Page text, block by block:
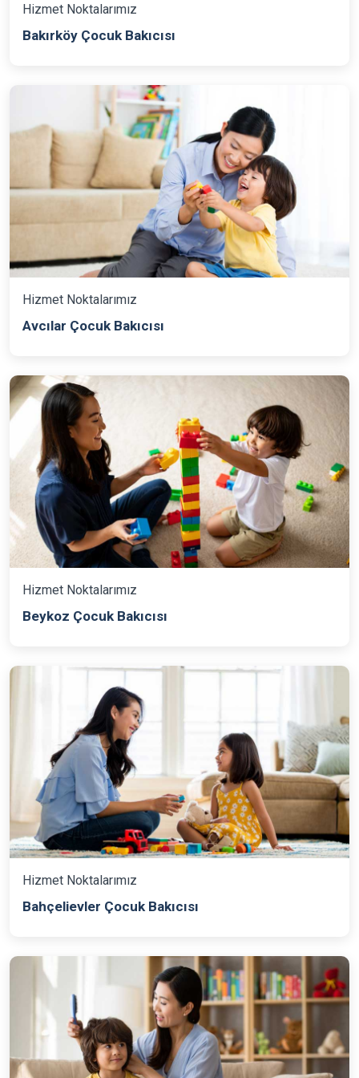
Hizmet Noktalarımız
Bakırköy Çocuk Bakıcısı
Hizmet Noktalarımız
Avcılar Çocuk Bakıcısı
Hizmet Noktalarımız
Beykoz Çocuk Bakıcısı
Hizmet Noktalarımız
Bahçelievler Çocuk Bakıcısı